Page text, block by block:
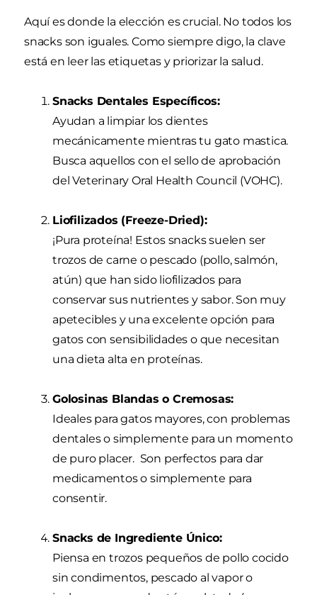
Aquí es donde la elección es crucial. No todos los
snacks son iguales. Como siempre digo, la clave
está en leer las etiquetas y priorizar la salud.
Snacks Dentales Específicos:
Ayudan a limpiar los dientes
mecánicamente mientras tu gato mastica.
Busca aquellos con el sello de aprobación
del Veterinary Oral Health Council (VOHC).
Liofilizados (Freeze-Dried):
¡Pura proteína! Estos snacks suelen ser
trozos de carne o pescado (pollo, salmón,
atún) que han sido liofilizados para
conservar sus nutrientes y sabor. Son muy
apetecibles y una excelente opción para
gatos con sensibilidades o que necesitan
una dieta alta en proteínas.
Golosinas Blandas o Cremosas:
Ideales para gatos mayores, con problemas
dentales o simplemente para un momento
de puro placer. Son perfectos para dar
medicamentos o simplemente para
consentir.
Snacks de Ingrediente Único:
Piensa en trozos pequeños de pollo cocido
sin condimentos, pescado al vapor o